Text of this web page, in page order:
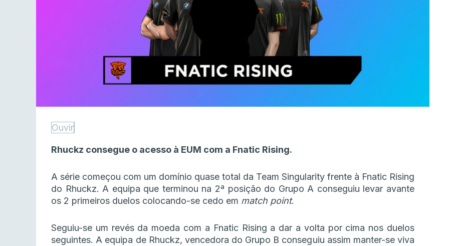
Ouvir
Rhuckz consegue o acesso à EUM com a Fnatic Rising.
A série começou com um domínio quase total da Team Singularity frente à Fnatic Rising
do Rhuckz. A equipa que terminou na 2ª posição do Grupo A conseguiu levar avante
os 2 primeiros duelos colocando-se cedo em match point.
Seguiu-se um revés da moeda com a Fnatic Rising a dar a volta por cima nos duelos
seguintes. A equipa de Rhuckz, vencedora do Grupo B conseguiu assim manter-se viva